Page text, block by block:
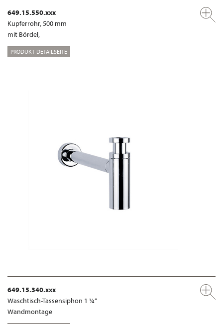
649.15.550.xxx
Kupferrohr, 500 mm
mit Bördel,
PRODUKT-DETAILSEITE
649.15.340.xxx
Waschtisch-Tassensiphon 1 ¼“
Wandmontage